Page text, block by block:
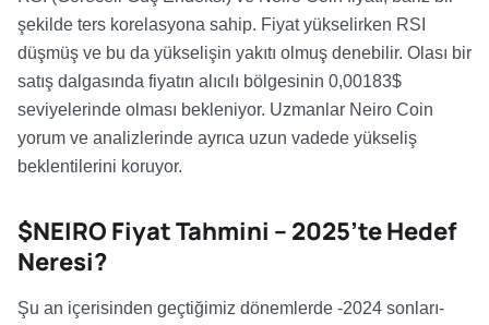
şekilde ters korelasyona sahip. Fiyat yükselirken RSI
düşmüş ve bu da yükselişin yakıtı olmuş denebilir. Olası bir
satış dalgasında fiyatın alıcılı bölgesinin 0,00183$
seviyelerinde olması bekleniyor. Uzmanlar Neiro Coin
yorum ve analizlerinde ayrıca uzun vadede yükseliş
beklentilerini koruyor.
$NEIRO Fiyat Tahmini – 2025’te Hedef
Neresi?
Şu an içerisinden geçtiğimiz dönemlerde -2024 sonları-